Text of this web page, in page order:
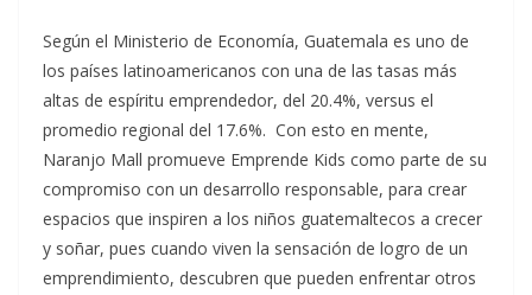
Según el Ministerio de Economía, Guatemala es uno de
los países latinoamericanos con una de las tasas más
altas de espíritu emprendedor, del 20.4%, versus el
promedio regional del 17.6%. Con esto en mente,
Naranjo Mall promueve Emprende Kids como parte de su
compromiso con un desarrollo responsable, para crear
espacios que inspiren a los niños guatemaltecos a crecer
y soñar, pues cuando viven la sensación de logro de un
emprendimiento, descubren que pueden enfrentar otros